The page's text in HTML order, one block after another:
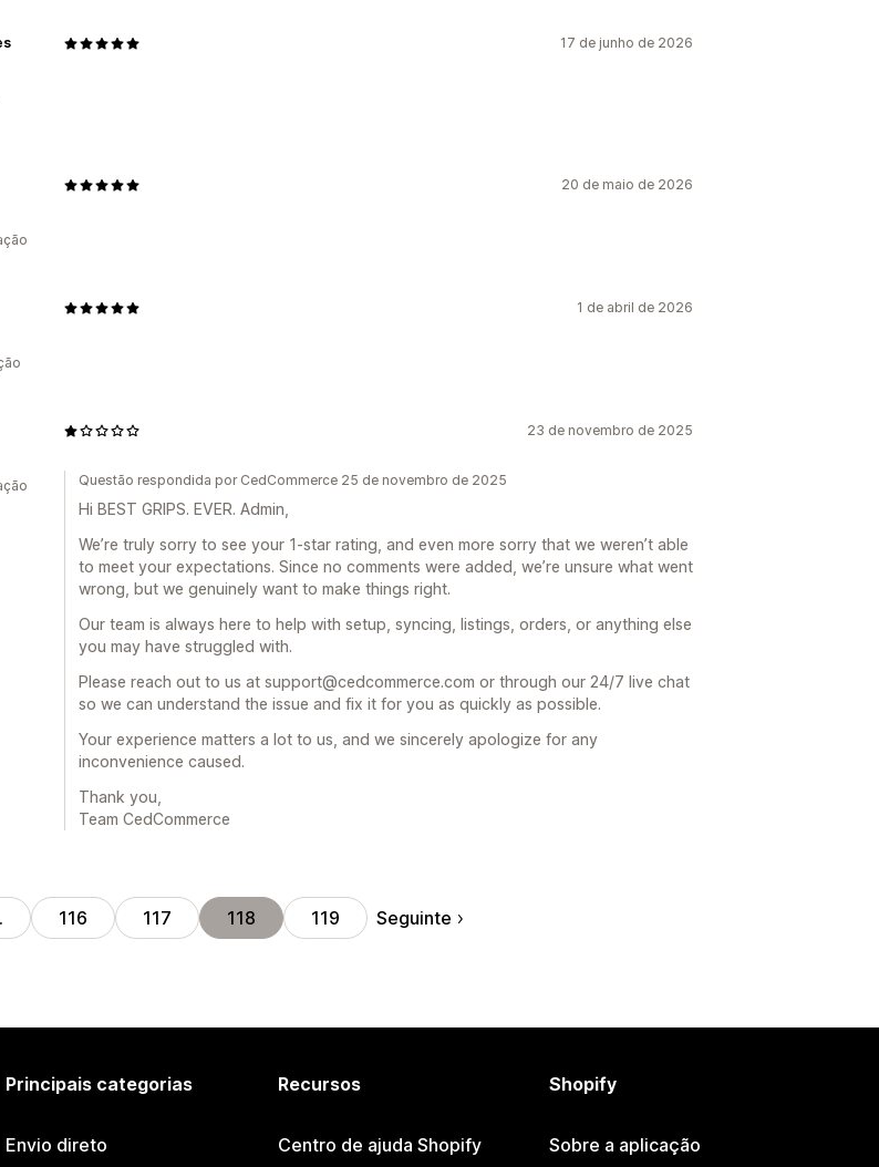
17 de junho de 2026
20 de maio de 2026
1 de abril de 2026
23 de novembro de 2025
Questão respondida por CedCommerce 25 de novembro de 2025
Hi BEST GRIPS. EVER. Admin,
We’re truly sorry to see your 1-star rating, and even more sorry that we weren’t able
to meet your expectations. Since no comments were added, we’re unsure what went
wrong, but we genuinely want to make things right.
Our team is always here to help with setup, syncing, listings, orders, or anything else
you may have struggled with.
Please reach out to us at support@cedcommerce.com or through our 24/7 live chat
so we can understand the issue and fix it for you as quickly as possible.
Your experience matters a lot to us, and we sincerely apologize for any
inconvenience caused.
Thank you,
Team CedCommerce
116 117 118 119 Seguinte
Principais categorias
Envio direto
Recursos
Centro de ajuda Shopify
Shopify
Sobre a aplicação